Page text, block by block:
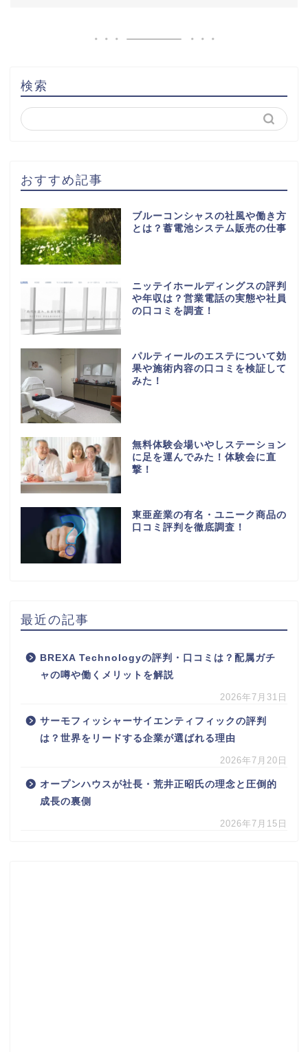
検索
おすすめ記事
ブルーコンシャスの社風や働き方
とは？蓄電池システム販売の仕事
ニッテイホールディングスの評判
や年収は？営業電話の実態や社員
の口コミを調査！
パルティールのエステについて効
果や施術内容の口コミを検証して
みた！
無料体験会場いやしステーション
に足を運んでみた！体験会に直
撃！
東亜産業の有名・ユニーク商品の
口コミ評判を徹底調査！
最近の記事
BREXA Technologyの評判・口コミは？配属ガチ
ャの噂や働くメリットを解説
2026年7月31日
サーモフィッシャーサイエンティフィックの評判
は？世界をリードする企業が選ばれる理由
2026年7月20日
オープンハウスが社長・荒井正昭氏の理念と圧倒的
成長の裏側
2026年7月15日